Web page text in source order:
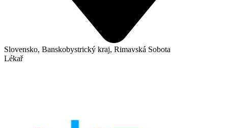
Slovensko, Banskobystrický kraj, Rimavská Sobota
Lékař